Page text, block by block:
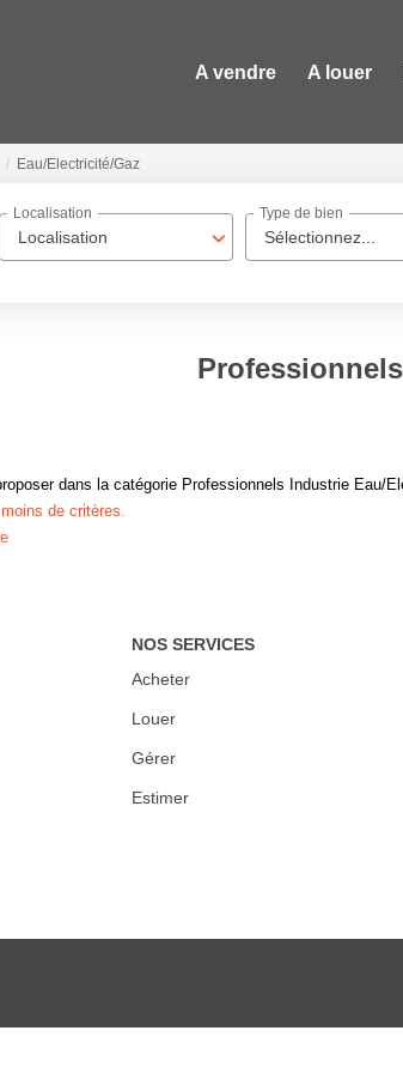
A vendre A louer
Eau/Electricité/Gaz
Localisation
Localisation
Sélectionnez...
Type de bien
dans la catégorie Professionnels Industrie Eau/
de critères.
NOS SERVICES
Acheter
Louer
Gérer
Estimer